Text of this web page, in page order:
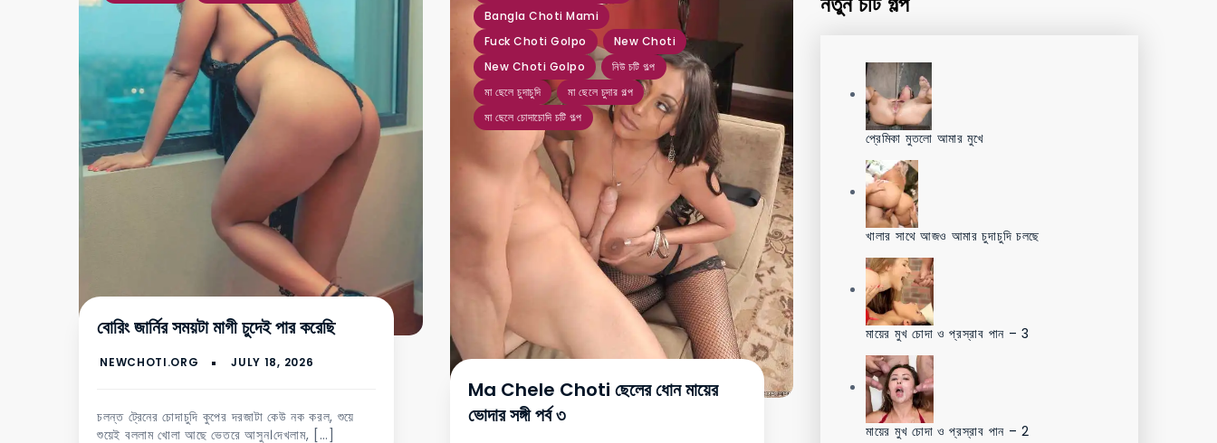
বোরিং জার্নির সময়টা মাগী চুদেই পার করেছি
চলন্ত ট্রেনের চোদাচুদি কুপের দরজাটা কেউ নক করল, শুয়ে
শুয়েই বললাম খোলা আছে ভেতরে আসুন।দেখলাম, […]
Bangla Choti Mami
Fuck Choti Golpo New Choti
New Choti Golpo নিউ চটি গল্প
মা ছেলে চুদাচুদি মা ছেলে চুদার গল্প
মা ছেলে চোদাচোদি চটি গল্প
Ma Chele Choti ছেলের ধোন মায়ের
ভোদার সঙ্গী পর্ব ৩
প্রেমিকা মুতলো আমার মুখে
খালার সাথে আজও আমার চুদাচুদি চলছে
মায়ের মুখ চোদা ও প্রস্রাব পান – 3
মায়ের মুখ চোদা ও প্রস্রাব পান – 2